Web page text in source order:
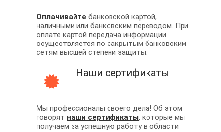
Оплачивайте банковской картой,
наличными или банковским переводом. При
оплате картой передача информации
осуществляется по закрытым банковским
сетям высшей степени защиты.
Наши сертификаты
Мы профессионалы своего дела! Об этом
говорят наши сертификаты, которые мы
получаем за успешную работу в области